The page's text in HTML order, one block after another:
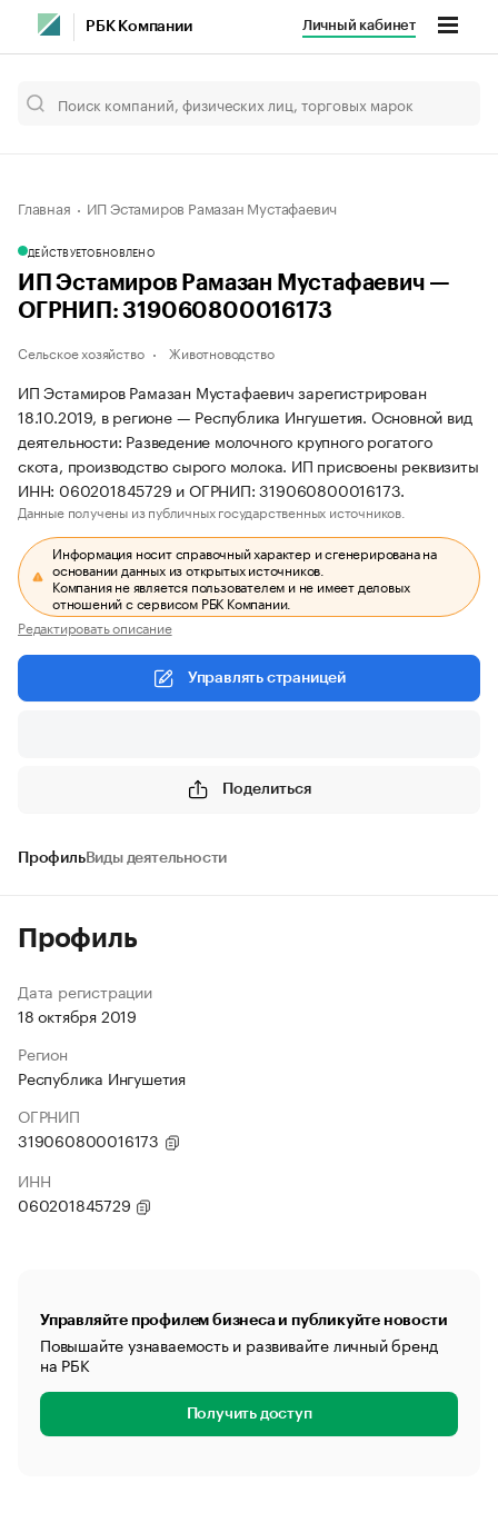
РБК Компании Личный кабинет
Главная ИП Эстамиров Рамазан Мустафаевич
ДЕЙСТВУЕТОБНОВЛЕНО
ИП Эстамиров Рамазан Мустафаевич —
ОГРНИП: 319060800016173
Сельское хозяйство Животноводство
ИП Эстамиров Рамазан Мустафаевич зарегистрирован
18.10.2019, в регионе — Республика Ингушетия. Основной вид
деятельности: Разведение молочного крупного рогатого
скота, производство сырого молока. ИП присвоены реквизиты
ИНН: 060201845729 и ОГРНИП: 319060800016173.
Данные получены из публичных государственных источников.
Информация носит справочный характер и сгенерирована на
основании данных из открытых источников.
Компания не является пользователем и не имеет деловых
отношений с сервисом РБК Компании.
Редактировать описание
Управлять страницей
Поделиться
ПрофильВиды деятельности
Профиль
Дата регистрации
18 октября 2019
Регион
Республика Ингушетия
ОГРНИП
319060800016173
ИНН
060201845729
Управляйте профилем бизнеса и публикуйте новости
Повышайте узнаваемость и развивайте личный бренд
на РБК
Получить доступ